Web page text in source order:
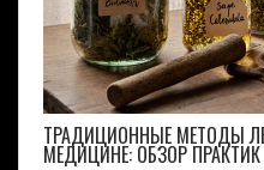
ТРАДИЦИОННЫЕ МЕТОДЫ
МЕДИЦИНЕ: ОБЗОР ПРАКТИК